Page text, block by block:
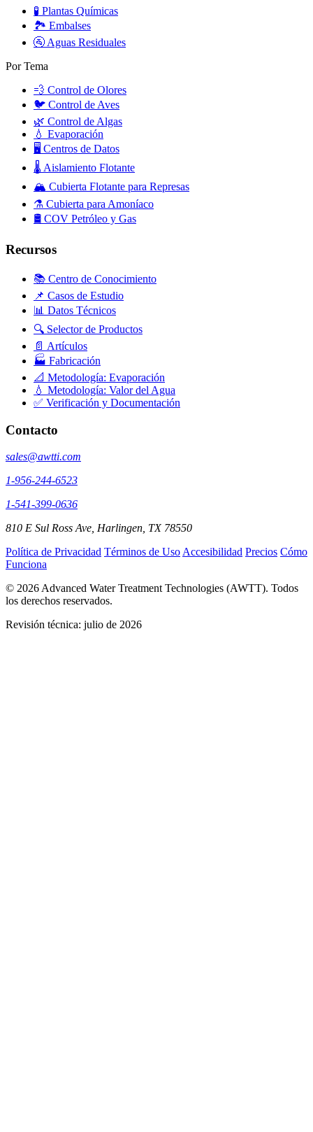
🧪 Plantas Químicas
🏞️ Embalses
🚰 Aguas Residuales
Por Tema
💨 Control de Olores
🐦 Control de Aves
🌿 Control de Algas
💧 Evaporación
🖥️ Centros de Datos
🌡️ Aislamiento Flotante
🏔️ Cubierta Flotante para Represas
⚗️ Cubierta para Amoníaco
🛢️ COV Petróleo y Gas
Recursos
📚 Centro de Conocimiento
📌 Casos de Estudio
📊 Datos Técnicos
🔍 Selector de Productos
📄 Artículos
🏭 Fabricación
📐 Metodología: Evaporación
💧 Metodología: Valor del Agua
✅ Verificación y Documentación
Contacto
sales@awtti.com
1-956-244-6523
1-541-399-0636
810 E Sul Ross Ave, Harlingen, TX 78550
Política de Privacidad Términos de UsoAccesibilidad Precios Cómo
Funciona
© 2026 Advanced Water Treatment Technologies (AWTT). Todos
los derechos reservados.
Revisión técnica: julio de 2026